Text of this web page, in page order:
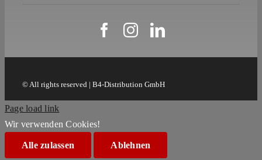
© All rights reserved | B4-Distribution GmbH
Page load link
Wir verwenden Cookies!
Alle zulassen Ablehnen